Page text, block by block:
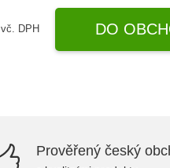
vč. DPH DO
Prověřený český